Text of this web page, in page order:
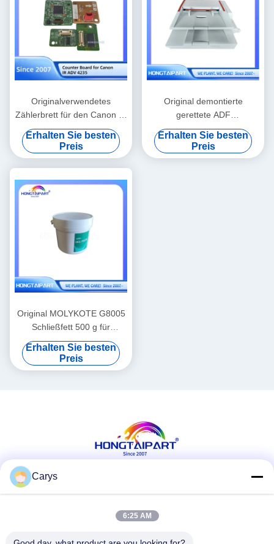
Originalverwendetes
Zählerbrett für den Canon IR
ADV 4235 Drucker
Erhalten Sie besten
Preis
Original demontierte
gerettete ADF
Montageeinheit kompatibel
mit Canon I-Sensys
MF6180dw
Erhalten Sie besten
Preis
Original MOLYKOTE G8005
Schließfett 500 g für
Laserdruckgeräte
Erhalten Sie besten
Preis
Carys
6:25 AM